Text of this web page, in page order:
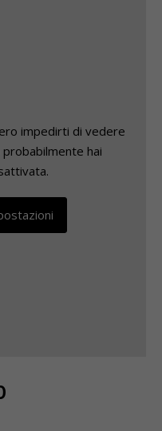
impedirti di vedere
hai